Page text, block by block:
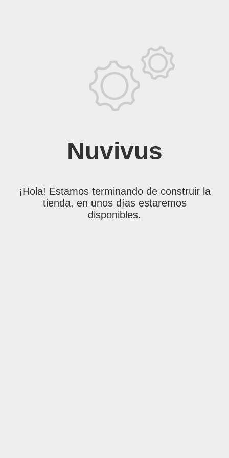
Nuvivus
¡Hola! Estamos terminando de construir la
tienda, en unos días estaremos
disponibles.